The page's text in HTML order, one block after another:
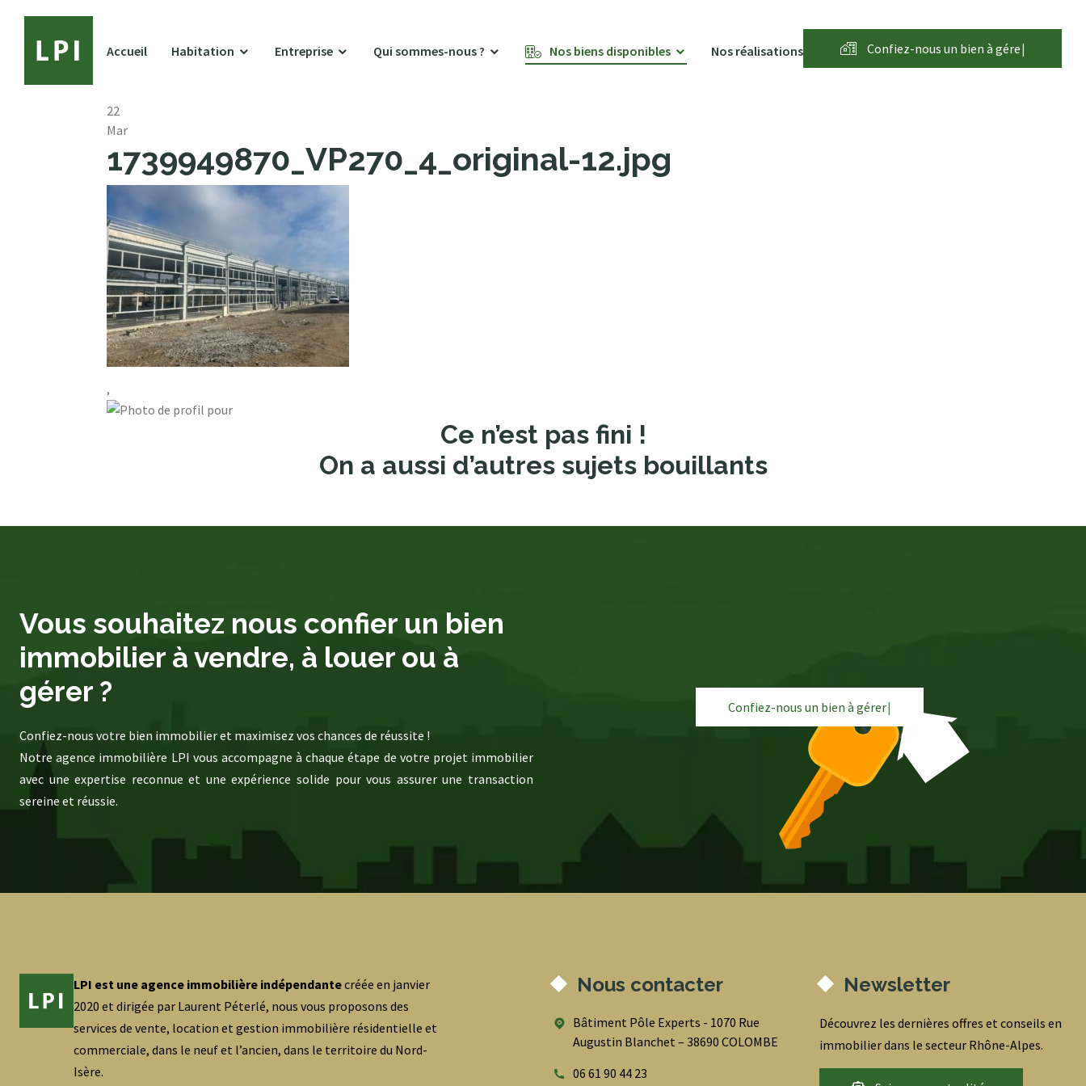
Accueil Habitation Entreprise Qui sommes-nous ? Nos biens disponibles Nos réalisations Confiez-nous un bien à gérer|
22
Mar
1739949870_VP270_4_original-12.jpg
,
Ce n’est pas fini !
On a aussi d’autres sujets bouillants
Vous souhaitez nous confier un bien
immobilier à vendre, à louer ou à
gérer ?
Confiez-nous votre bien immobilier et maximisez vos chances de réussite !
Notre agence immobilière LPI vous accompagne à chaque étape de votre projet immobilier
avec une expertise reconnue et une expérience solide pour vous assurer une transaction
sereine et réussie.
Confiez-nous un bien à gérer|
LPI est une agence immobilière indépendantecréée en janvier
2020 et dirigée par Laurent Péterlé, nous vous proposons des
services de vente, location et gestion immobilière résidentielle et
commerciale, dans le neuf et l’ancien, dans le territoire du Nord-
Isère.
Nous contacter
Bâtiment Pôle Experts - 1070 Rue
Augustin Blanchet – 38690 COLOMBE
06 61 90 44 23
Newsletter
Découvrez les dernières offres et conseils en
immobilier dans le secteur Rhône-Alpes.